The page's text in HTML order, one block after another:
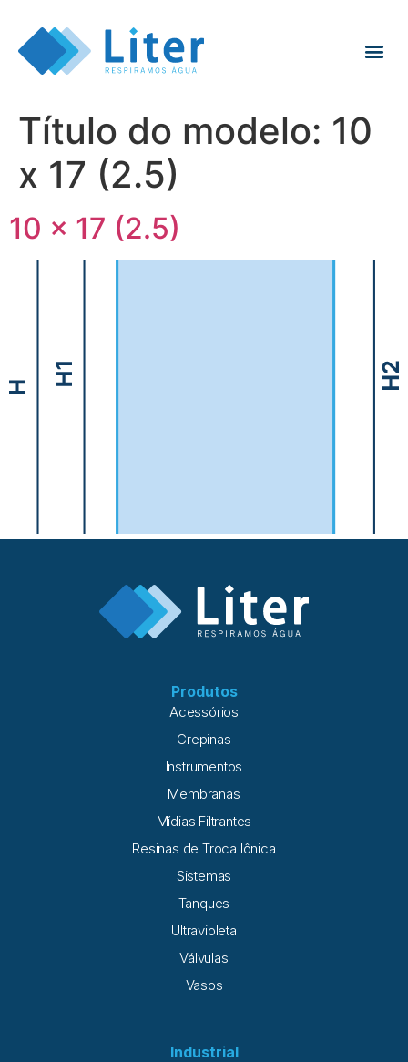
Título do modelo: 10
x 17 (2.5)
10 x 17 (2.5)
Produtos
Acessórios
Crepinas
Instrumentos
Membranas
Mídias Filtrantes
Resinas de Troca Iônica
Sistemas
Tanques
Ultravioleta
Válvulas
Vasos
Industrial